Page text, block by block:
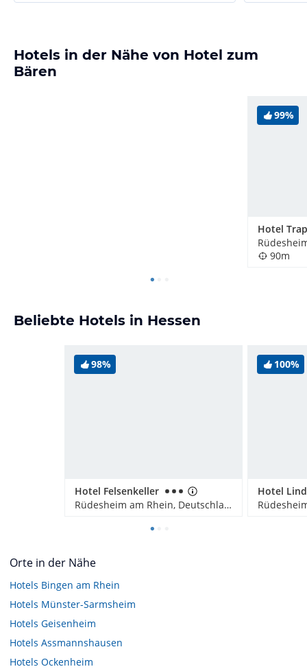
Hotels in der Nähe von Hotel zum
Bären
99%
Hotel
90m
Beliebte Hotels in Hessen
98%
Hotel Felsenkeller
Rüdesheim am Rhein, Deutschland
100%
Hotel
Orte in der Nähe
Hotels Bingen am Rhein
Hotels Münster-Sarmsheim
Hotels Geisenheim
Hotels Assmannshausen
Hotels Ockenheim